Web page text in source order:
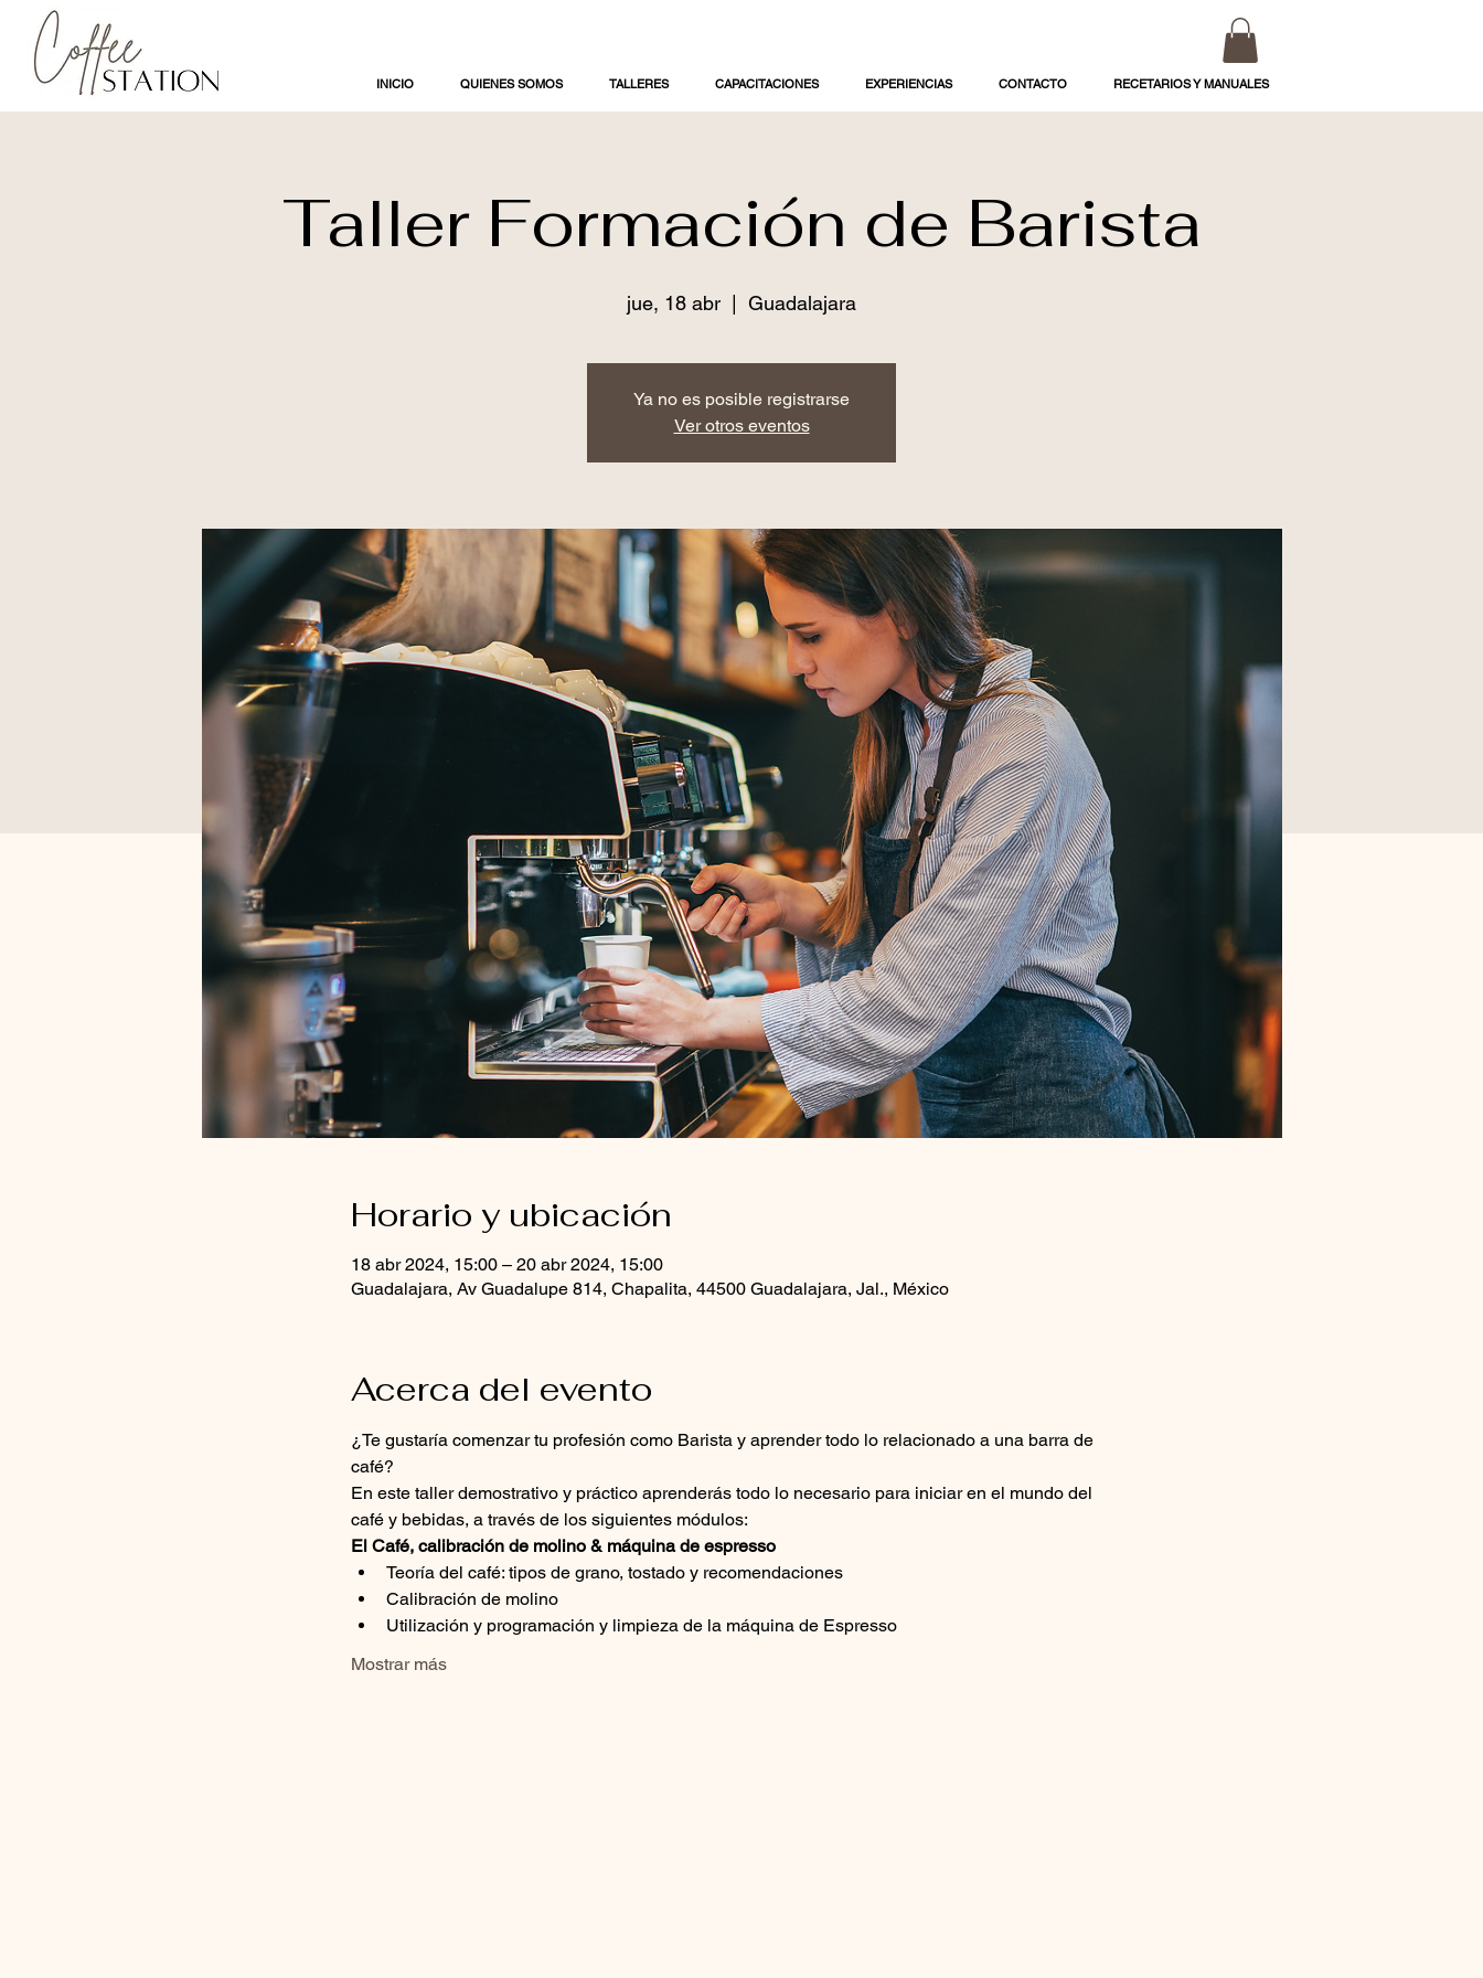
INICIO QUIENES SOMOS TALLERES CAPACITACIONES EXPERIENCIAS CONTACTO RECETARIOS Y MANUALES
Taller Formación de Barista
jue, 18 abr
  |
Guadalajara
Ya no es posible registrarse
Ver otros eventos
Horario y ubicación
18 abr 2024, 15:00 – 20 abr 2024, 15:00
Guadalajara, Av Guadalupe 814, Chapalita, 44500 Guadalajara, Jal., México
Acerca del evento
¿Te gustaría comenzar tu profesión como Barista y aprender todo lo relacionado a una barra de
café?
En este taller demostrativo y práctico aprenderás todo lo necesario para iniciar en el mundo del
café y bebidas, a través de los siguientes módulos:
El Café, calibración de molino & máquina de espresso
Teoría del café: tipos de grano, tostado y recomendaciones
Calibración de molino
Utilización y programación y limpieza de la máquina de Espresso
Mostrar más